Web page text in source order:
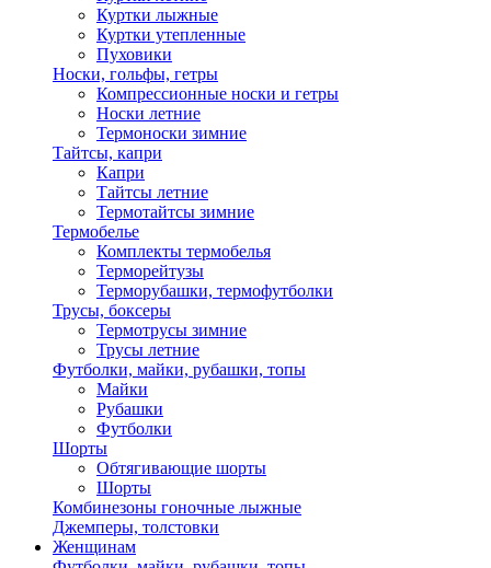
Куртки лыжные
Куртки утепленные
Пуховики
Носки, гольфы, гетры
Компрессионные носки и гетры
Носки летние
Термоноски зимние
Тайтсы, капри
Капри
Тайтсы летние
Термотайтсы зимние
Термобелье
Комплекты термобелья
Терморейтузы
Терморубашки, термофутболки
Трусы, боксеры
Термотрусы зимние
Трусы летние
Футболки, майки, рубашки, топы
Майки
Рубашки
Футболки
Шорты
Обтягивающие шорты
Шорты
Комбинезоны гоночные лыжные
Джемперы, толстовки
Женщинам